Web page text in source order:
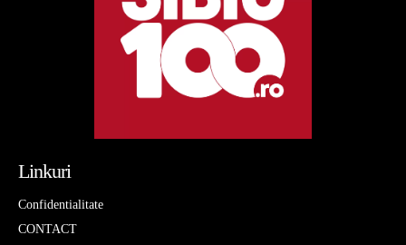
Linkuri
Confidentialitate
CONTACT